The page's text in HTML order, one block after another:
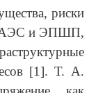
риски
ЕАЭС и ЭПШП,
[1]. Т. А.